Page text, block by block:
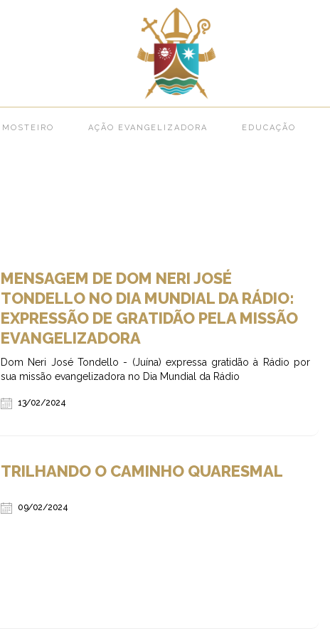
MOSTEIRO AÇÃO EVANGELIZADORA EDUCAÇÃO
MENSAGEM DE DOM NERI JOSÉ
TONDELLO NO DIA MUNDIAL DA RÁDIO:
EXPRESSÃO DE GRATIDÃO PELA MISSÃO
EVANGELIZADORA
Dom Neri José Tondello - (Juína) expressa gratidão à Rádio por
sua missão evangelizadora no Dia Mundial da Rádio
13/02/2024
TRILHANDO O CAMINHO QUARESMAL
09/02/2024